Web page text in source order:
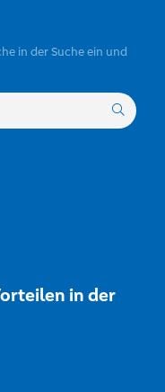
in der Suche ein und
in der